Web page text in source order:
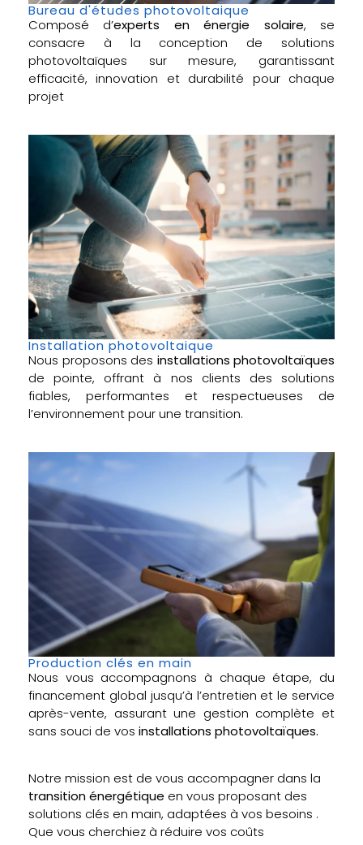
Bureau d'études photovoltaique
Composé d’experts en énergie solaire, se
consacre à la conception de solutions
photovoltaïques sur mesure, garantissant
efficacité, innovation et durabilité pour chaque
projet
Installation photovoltaique
Nous proposons des installations photovoltaïques
de pointe, offrant à nos clients des solutions
fiables, performantes et respectueuses de
l’environnement pour une transition.
Production clés en main
Nous vous accompagnons à chaque étape, du
financement global jusqu’à l’entretien et le service
après-vente, assurant une gestion complète et
sans souci de vos installations photovoltaïques.
Notre mission est de vous accompagner dans la
transition énergétique en vous proposant des
solutions clés en main, adaptées à vos besoins .
Que vous cherchiez à réduire vos coûts